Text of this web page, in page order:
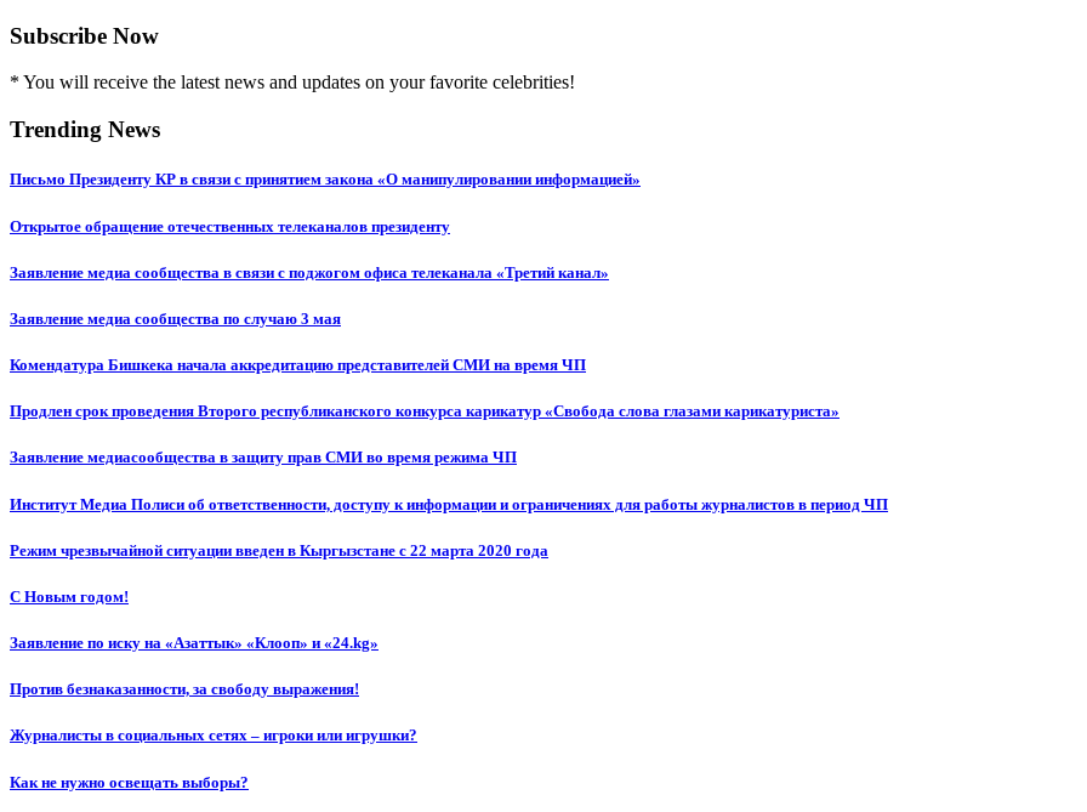
Subscribe Now
* You will receive the latest news and updates on your favorite celebrities!
Trending News
Письмо Президенту КР в связи с принятием закона «О манипулировании информацией»
Открытое обращение отечественных телеканалов президенту
Заявление медиа сообщества в связи с поджогом офиса телеканала «Третий канал»
Заявление медиа сообщества по случаю 3 мая
Комендатура Бишкека начала аккредитацию представителей СМИ на время ЧП
Продлен срок проведения Второго республиканского конкурса карикатур «Свобода слова глазами карикатуриста»
Заявление медиасообщества в защиту прав СМИ во время режима ЧП
Институт Медиа Полиси об ответственности, доступу к информации и ограничениях для работы журналистов в период ЧП
Режим чрезвычайной ситуации введен в Кыргызстане с 22 марта 2020 года
С Новым годом!
Заявление по иску на «Азаттык» «Клооп» и «24.kg»
Против безнаказанности, за свободу выражения!
Журналисты в социальных сетях – игроки или игрушки?
Как не нужно освещать выборы?